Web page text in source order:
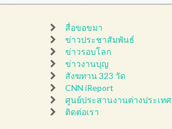
สื่อขอขมา
ข่าวประชาสัมพันธ์
ข่าวรอบโลก
ข่าวงานบุญ
สังฆทาน 323 วัด
CNN iReport
ศูนย์ประสานงานต่างประเทศ
ติดต่อเรา